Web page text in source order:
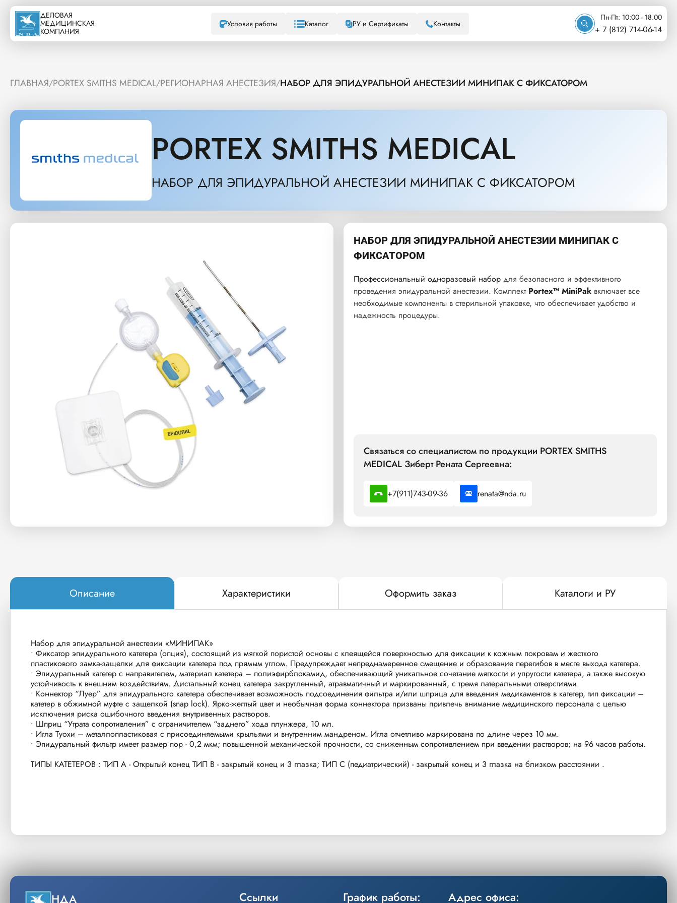
ДЕЛОВАЯ
МЕДИЦИНСКАЯ
КОМПАНИЯ
Условия работы Каталог РУ и Сертификаты Контакты
Пн-Пт: 10:00 - 18.00
+ 7 (812) 714-06-14
ГЛАВНАЯ/PORTEX SMITHS MEDICAL/РЕГИОНАРНАЯ АНЕСТЕЗИЯ/НАБОР ДЛЯ ЭПИДУРАЛЬНОЙ АНЕСТЕЗИИ МИНИПАК С ФИКСАТОРОМ
PORTEX SMITHS MEDICAL
НАБОР ДЛЯ ЭПИДУРАЛЬНОЙ АНЕСТЕЗИИ МИНИПАК С ФИКСАТОРОМ
НАБОР ДЛЯ ЭПИДУРАЛЬНОЙ АНЕСТЕЗИИ МИНИПАК С
ФИКСАТОРОМ
Профессиональный одноразовый набор для безопасного и эффективного
проведения эпидуральной анестезии. Комплект Portex™ MiniPak включает все
необходимые компоненты в стерильной упаковке, что обеспечивает удобство и
надежность процедуры.
Связаться со специалистом по продукции PORTEX SMITHS
MEDICAL Зиберт Рената Сергеевна:
+7(911)743-09-36 renata@nda.ru
Описание Характеристики Оформить заказ Каталоги и РУ
Набор для эпидуральной анестезии «МИНИПАК»
• Фиксатор эпидурального катетера (опция), состоящий из мягкой пористой основы с клеящейся поверхностью для фиксации к кожным покровам и жесткого
пластикового замка-защелки для фиксации катетера под прямым углом. Предупреждает непреднамеренное смещение и образование перегибов в месте выхода катетера.
• Эпидуральный катетер с направителем, материал катетера – полиэфирблокамид, обеспечивающий уникальное сочетание мягкости и упругости катетера, а также высокую
устойчивость к внешним воздействиям. Дистальный конец катетера закругленный, атравматичный и маркированный, с тремя латеральными отверстиями.
• Коннектор “Луер” для эпидурального катетера обеспечивает возможность подсоединения фильтра и/или шприца для введения медикаментов в катетер, тип фиксации –
катетер в обжимной муфте с защелкой (snap lock). Ярко-желтый цвет и необычная форма коннектора призваны привлечь внимание медицинского персонала с целью
исключения риска ошибочного введения внутривенных растворов.
• Шприц “Утрата сопротивления” с ограничителем “заднего” хода плунжера, 10 мл.
• Игла Туохи – металлопластиковая с присоединяемыми крыльями и внутренним мандреном. Игла отчетливо маркирована по длине через 10 мм.
• Эпидуральный фильтр имеет размер пор - 0,2 мкм; повышенной механической прочности, со сниженным сопротивлением при введении растворов; на 96 часов работы.
ТИПЫ КАТЕТЕРОВ : ТИП А - Открытый конец ТИП B - закрытый конец и 3 глазка; ТИП С (педиатрический) - закрытый конец и 3 глазка на близком расстоянии .
НДА Ссылки График работы: Адрес офиса: